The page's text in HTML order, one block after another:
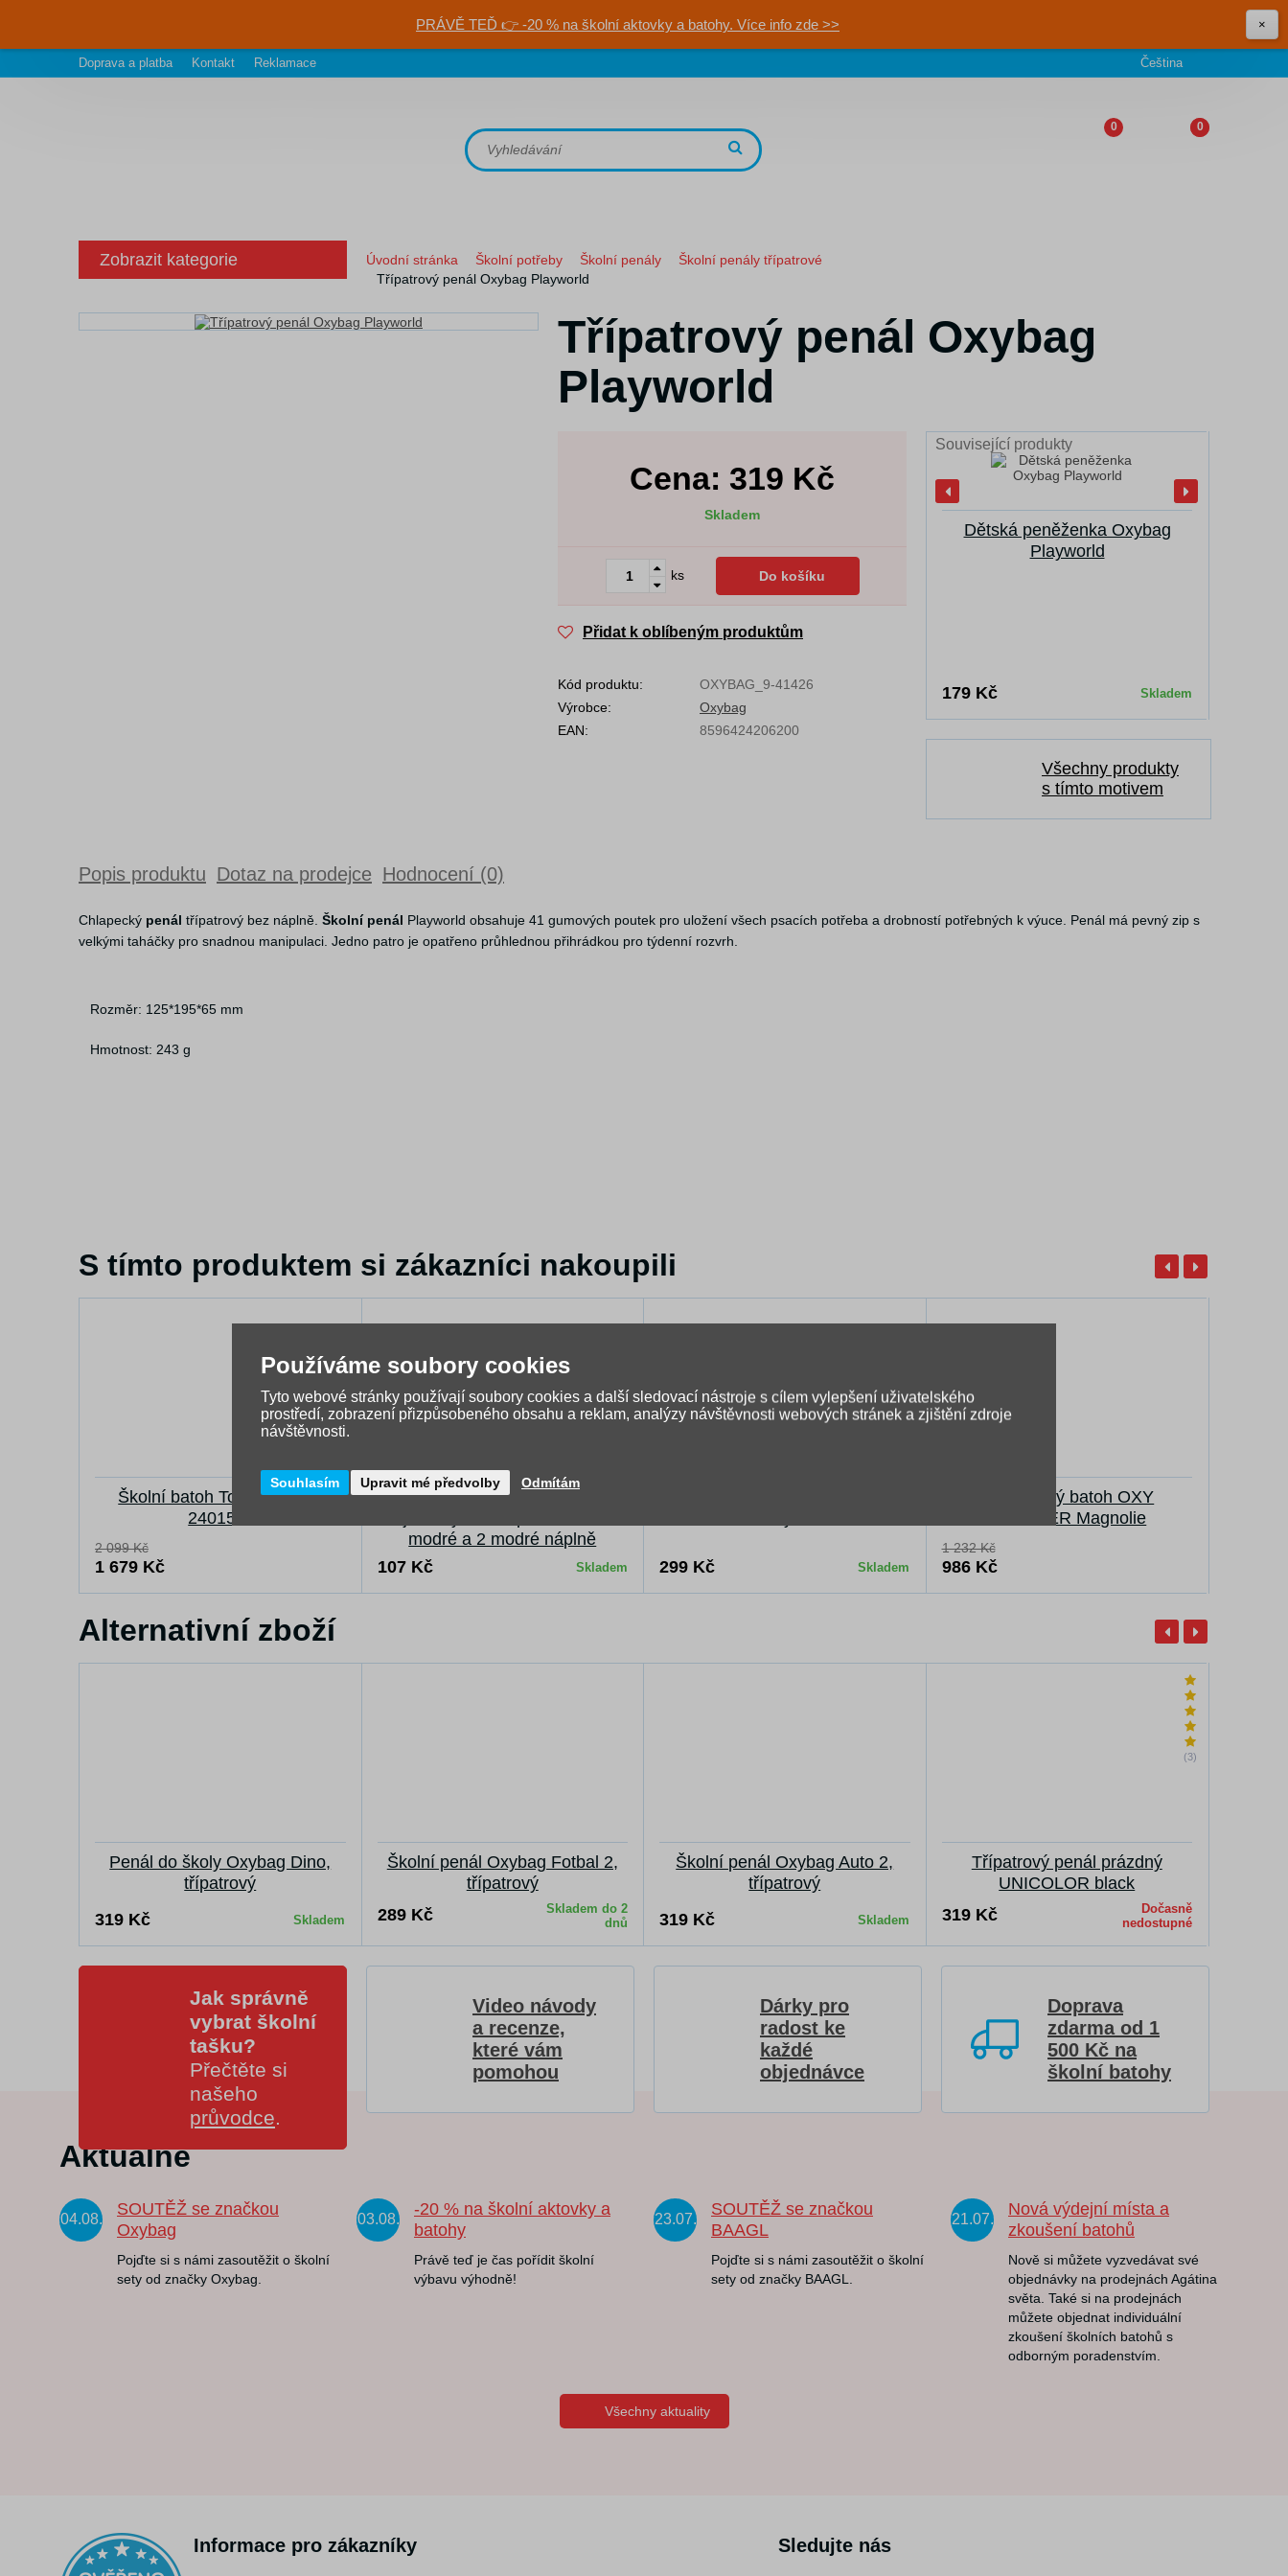
PRÁVĚ TEĎ 👉 -20 % na školní aktovky a batohy. Více info zde >> ×
Doprava a platba Kontakt Reklamace Čeština
0 0
Zobrazit kategorie Úvodní stránka Školní potřeby Školní penály
Školní penály třípatrové
Třípatrový penál Oxybag Playworld
Třípatrový penál Oxybag
Playworld
Cena: 319 Kč
Skladem
ks Do košíku
Přidat k oblíbeným produktům
Kód produktu:
OXYBAG_9-41426
Výrobce:
Oxybag
EAN:
8596424206200
Související produkty
Dětská peněženka Oxybag
Playworld
179 Kč Skladem
Všechny produkty
s tímto motivem
Popis produktu Dotaz na prodejce Hodnocení (0)
Chlapecký penál třípatrový bez náplně. Školní penál Playworld obsahuje 41 gumových poutek pro uložení všech psacích potřeba a drobností potřebných k výuce. Penál má pevný zip s
velkými taháčky pro snadnou manipulaci. Jedno patro je opatřeno průhlednou přihrádkou pro týdenní rozvrh.
Rozměr: 125*195*65 mm
Hmotnost: 243 g
S tímto produktem si zákazníci nakoupili
Školní batoh Topgal ENDY
24015 B
2 099 Kč
1 679 Kč
Gumovací pero Pelikan s
modré a 2 modré náplně
107 Kč
Skladem 299 Kč Skladem
Studentský batoh OXY
SCOOLER Magnolie
1 232 Kč
986 Kč
Alternativní zboží
Penál do školy Oxybag Dino,
třípatrový
319 Kč
Skladem
Školní penál Oxybag Fotbal 2,
třípatrový
289 Kč
Skladem do 2
dnů
Školní penál Oxybag Auto 2,
třípatrový
319 Kč
Skladem
(3)
Třípatrový penál prázdný
UNICOLOR black
319 Kč
Dočasně
nedostupné
Jak správně
vybrat školní
tašku?
Přečtěte si
našeho
průvodce.
Video návody
a recenze,
které vám
pomohou
Dárky pro
radost ke
každé
objednávce
Doprava
zdarma od 1
500 Kč na
školní batohy
Aktuálně
04.08.
SOUTĚŽ se značkou
Oxybag
Pojďte si s námi zasoutěžit o školní
sety od značky Oxybag.
03.08.
-20 % na školní aktovky a
batohy
Právě teď je čas pořídit školní
výbavu výhodně!
23.07.
SOUTĚŽ se značkou
BAAGL
Pojďte si s námi zasoutěžit o školní
sety od značky BAAGL.
21.07.
Nová výdejní místa a
zkoušení batohů
Nově si můžete vyzvedávat své
objednávky na prodejnách Agátina
světa. Také si na prodejnách
můžete objednat individuální
zkoušení školních batohů s
odborným poradenstvím.
Všechny aktuality
Informace pro zákazníky Sledujte nás
Používáme soubory cookies
Tyto webové stránky používají soubory cookies a další sledovací nástroje s cílem vylepšení uživatelského
prostředí, zobrazení přizpůsobeného obsahu a reklam, analýzy návštěvnosti webových stránek a zjištění zdroje
návštěvnosti.
Souhlasím Upravit mé předvolby Odmítám